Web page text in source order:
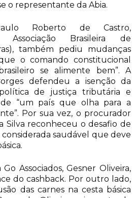
o representante da Abia.
Roberto de Castro,
Associação Brasileira de
também pediu mudanças
o comando constitucional
se alimente bem”. A
defendeu a isenção da
de justiça tributária e
“um país que olha para a
Por sua vez, o procurador
Silva reconheceu o desafio de
saudável que deve
Associados, Gesner Oliveira,
do cashback. Por outro lado,
das carnes na cesta básica